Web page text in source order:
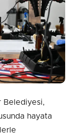
Belediyesi,
hayata